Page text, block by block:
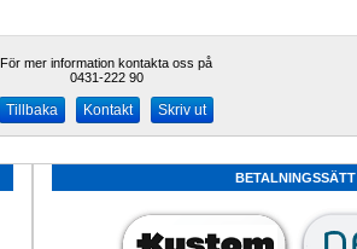
För mer information kontakta oss på
0431-222 90
Kontakt Skriv ut
BETALNINGSSÄTT